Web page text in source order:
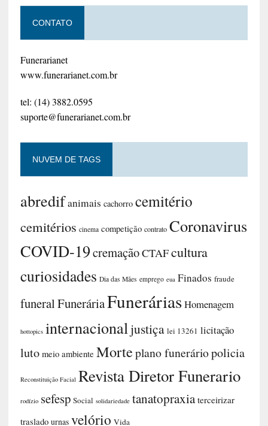
CONTATO
Funerarianet
www.funerarianet.com.br
tel: (14) 3882.0595
suporte@funerarianet.com.br
NUVEM DE TAGS
abredifanimais cachorro cemitério
cemitérios cinema competição contrato Coronavirus
COVID-19cremaçãoCTAFcultura
curiosidades Dia das Mães emprego eua Finados fraude
funeralFuneráriaFuneráriasHomenagem
hottopics internacionaljustiça lei 13261 licitação
luto meio ambiente Morteplano funeráriopolicia
Reconstituição Facial Revista Diretor Funerario
rodízio sefesp Social solidariedade tanatopraxia terceirizar
traslado urnas velório Vida